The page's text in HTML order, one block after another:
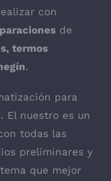
con
de
termos
.
para
El nuestro es un
todas las
preliminares y
que mejor